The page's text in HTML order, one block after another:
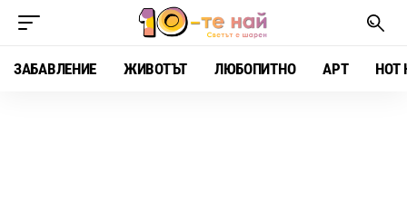
ЗАБАВЛЕНИЕ ЖИВОТЪТ ЛЮБОПИТНО АРТ HOT